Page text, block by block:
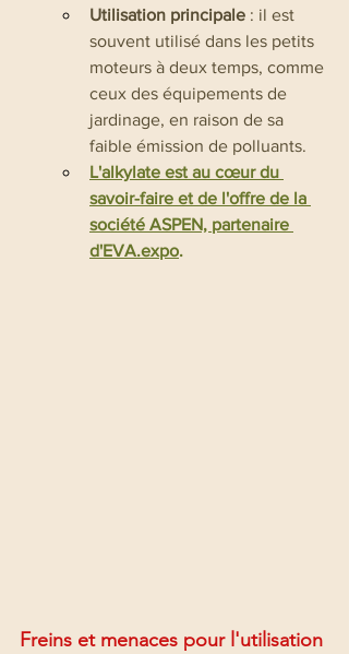
Utilisation principale : il est
souvent utilisé dans les petits
moteurs à deux temps, comme
ceux des équipements de
jardinage, en raison de sa
faible émission de polluants.
L'alkylate est au cœur du
savoir-faire et de l'offre de la
société ASPEN, partenaire
d'EVA.expo.
Freins et menaces pour l'utilisation